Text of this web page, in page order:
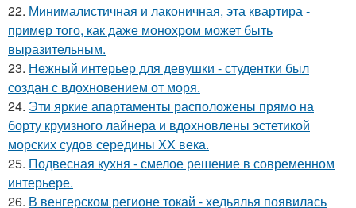
22. Минималистичная и лаконичная, эта квартира -
пример того, как даже монохром может быть
выразительным.
23. Нежный интерьер для девушки - студентки был
создан с вдохновением от моря.
24. Эти яркие апартаменты расположены прямо на
борту круизного лайнера и вдохновлены эстетикой
морских судов середины XX века.
25. Подвесная кухня - смелое решение в современном
интерьере.
26. В венгерском регионе токай - хедьялья появилась